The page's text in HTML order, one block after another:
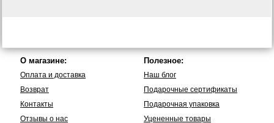
О магазине:
Оплата и доставка
Возврат
Контакты
Отзывы о нас
Полезное:
Наш блог
Подарочные сертификаты
Подарочная упаковка
Уцененные товары